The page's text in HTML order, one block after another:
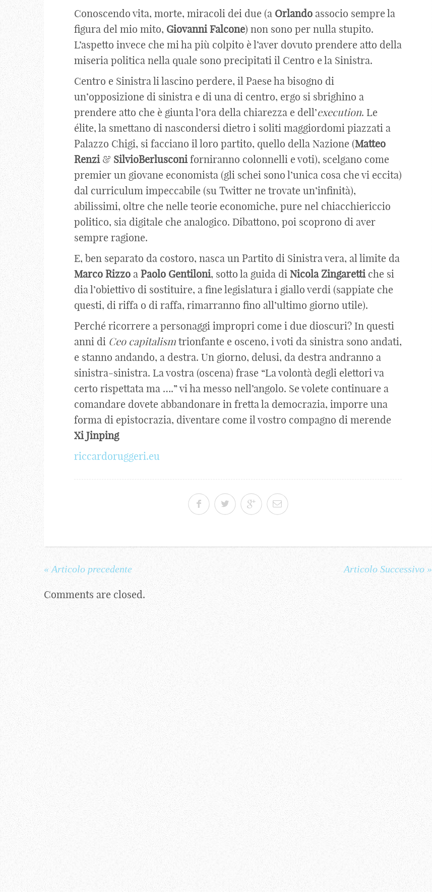
Conoscendo vita, morte, miracoli dei due (a Orlando associo sempre la
figura del mio mito, Giovanni Falcone) non sono per nulla stupito.
L’aspetto invece che mi ha più colpito è l’aver dovuto prendere atto della
miseria politica nella quale sono precipitati il Centro e la Sinistra.
Centro e Sinistra li lascino perdere, il Paese ha bisogno di
un’opposizione di sinistra e di una di centro, ergo si sbrighino a
prendere atto che è giunta l’ora della chiarezza e dell’execution. Le
élite, la smettano di nascondersi dietro i soliti maggiordomi piazzati a
Palazzo Chigi, si facciano il loro partito, quello della Nazione (Matteo
Renzi& SilvioBerlusconiforniranno colonnelli e voti), scelgano come
premier un giovane economista (gli schei sono l’unica cosa che vi eccita)
dal curriculum impeccabile (su Twitter ne trovate un’infinità),
abilissimi, oltre che nelle teorie economiche, pure nel chiacchiericcio
politico, sia digitale che analogico. Dibattono, poi scoprono di aver
sempre ragione.
E, ben separato da costoro, nasca un Partito di Sinistra vera, al limite da
Marco Rizzo a Paolo Gentiloni, sotto la guida di Nicola Zingarettiche si
dia l’obiettivo di sostituire, a fine legislatura i giallo verdi (sappiate che
questi, di riffa o di raffa, rimarranno fino all’ultimo giorno utile).
Perché ricorrere a personaggi impropri come i due dioscuri? In questi
anni di Ceo capitalism trionfante e osceno, i voti da sinistra sono andati,
e stanno andando, a destra. Un giorno, delusi, da destra andranno a
sinistra-sinistra. La vostra (oscena) frase “La volontà degli elettori va
certo rispettata ma ….” vi ha messo nell’angolo. Se volete continuare a
comandare dovete abbandonare in fretta la democrazia, imporre una
forma di epistocrazia, diventare come il vostro compagno di merende
Xi Jinping
riccardoruggeri.eu
« Articolo precedente Articolo Successivo »
Comments are closed.